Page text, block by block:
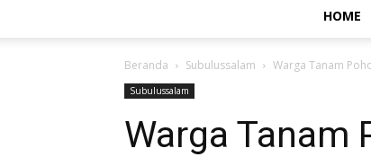
HOME
Beranda Subulussalam Warga Tanam
Subulussalam
Warga Tanam